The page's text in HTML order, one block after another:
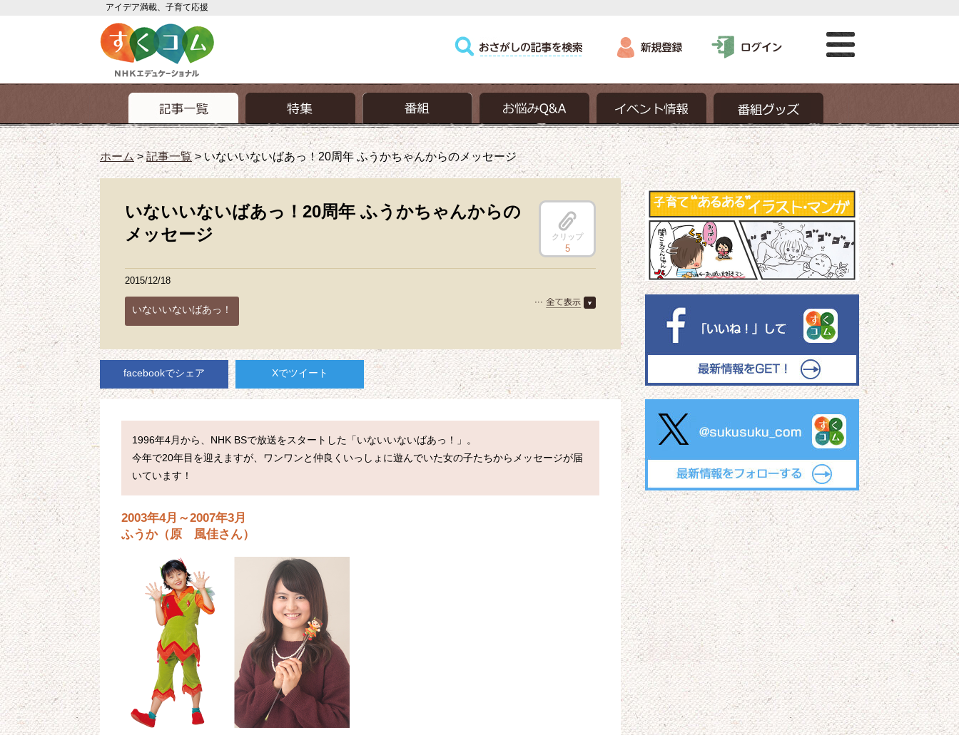
アイデア満載、子育て応援
ホーム>記事一覧>いないいないばあっ！20周年 ふうかちゃんからのメッセージ
いないいないばあっ！20周年 ふうかちゃんからの
メッセージ
クリップ
5
2015/12/18
いないいないばあっ！
facebookでシェア Xでツイート
1996年4月から、NHK BSで放送をスタートした「いないいないばあっ！」。
今年で20年目を迎えますが、ワンワンと仲良くいっしょに遊んでいた女の子たちからメッセージが届
2003年4月～2007年3月
ふうか（原 風佳さん）